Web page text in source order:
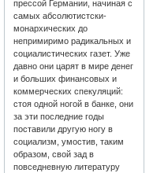
прессой Германии, начиная с
самых абсолютистски-
монархических до
непримиримо радикальных и
социалистических газет. Уже
давно они царят в мире денег
и больших финансовых и
коммерческих спекуляций:
стоя одной ногой в банке, они
за эти последние годы
поставили другую ногу в
социализм, умостив, таким
образом, свой зад в
повседневную литературу